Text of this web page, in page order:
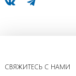
СВЯЖИТЕСЬ С НАМИ